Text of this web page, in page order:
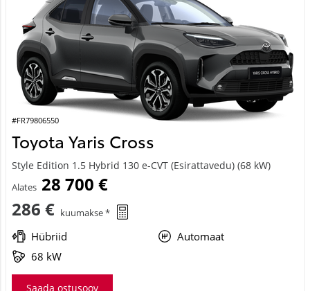
#FR79806550
Toyota Yaris Cross
Style Edition 1.5 Hybrid 130 e-CVT (Esirattavedu) (68 kW)
Alates 28 700 €
286 € kuumakse *
Hübriid
Automaat
68 kW
Saada ostusoov